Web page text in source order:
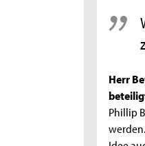
Herr
Phillip